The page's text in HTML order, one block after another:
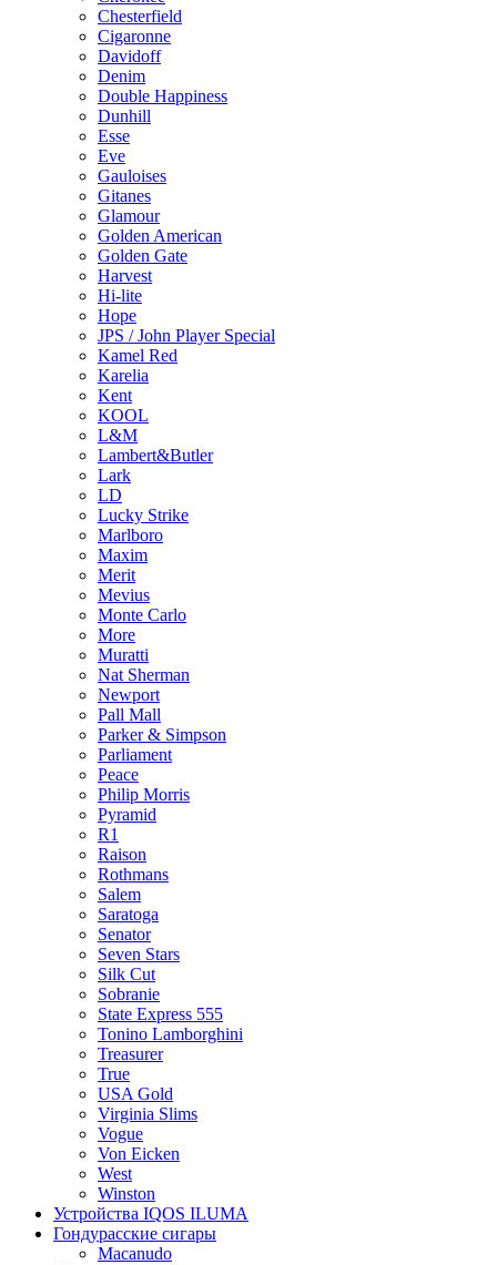
Chesterfield
Cigaronne
Davidoff
Denim
Double Happiness
Dunhill
Esse
Eve
Gauloises
Gitanes
Glamour
Golden American
Golden Gate
Harvest
Hi-lite
Hope
JPS / John Player Special
Kamel Red
Karelia
Kent
KOOL
L&M
Lambert&Butler
Lark
LD
Lucky Strike
Marlboro
Maxim
Merit
Mevius
Monte Carlo
More
Muratti
Nat Sherman
Newport
Pall Mall
Parker & Simpson
Parliament
Peace
Philip Morris
Pyramid
R1
Raison
Rothmans
Salem
Saratoga
Senator
Seven Stars
Silk Cut
Sobranie
State Express 555
Tonino Lamborghini
Treasurer
True
USA Gold
Virginia Slims
Vogue
Von Eicken
West
Winston
Устройства IQOS ILUMA
Гондурасские сигары
Macanudo